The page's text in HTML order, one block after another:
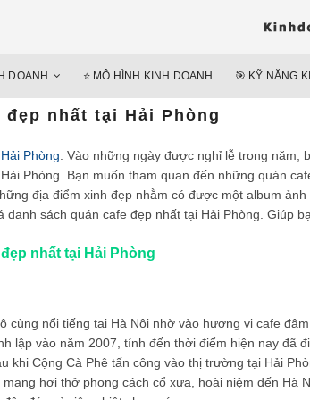
DOANH ⭐️ MÔ HÌNH KINH DOANH 🎯 KỸ NĂNG
đẹp nhất tại Hải Phòng
Phòng . Vào những ngày được nghỉ lễ trong
Phòng. Bạn muốn tham quan đến những quán
địa điểm xinh đẹp nhằm có được một album ảnh
danh sách quán cafe đẹp nhất tại Hải Phòng. Giúp
nhất tại Hải Phòng
cùng nổi tiếng tại Hà Nội nhờ vào hương vị cafe
lập vào năm 2007, tính đến thời điểm hiện nay đã
khi Cộng Cà Phê tấn công vào thị trường tại Hải
hơi thở phong cách cổ xưa, hoài niệm đến Hà